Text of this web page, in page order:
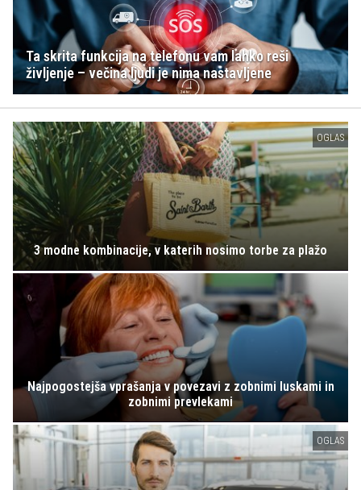
Ta skrita funkcija na telefonu vam lahko reši
življenje – večina ljudi je nima nastavljene
OGLAS
3 modne kombinacije, v katerih nosimo torbe za plažo
Najpogostejša vprašanja v povezavi z zobnimi luskami in
zobnimi prevlekami
OGLAS